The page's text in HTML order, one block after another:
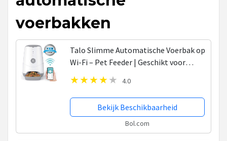
voerbakken
Talo Slimme Automatische Voerbak op
Wi-Fi – Pet Feeder | Geschikt voor
Katten, Kleine en Middelgrote Honden
| 3.7 Liter
4.0
Bekijk Beschikbaarheid
Bol.com